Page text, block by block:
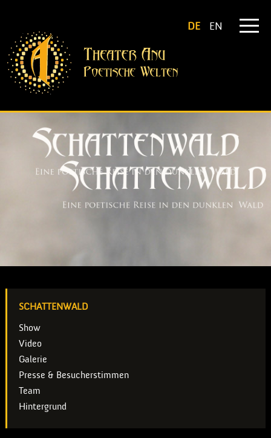
DE EN
SCHATTENWALD
Show
Video
Galerie
Presse & Besucherstimmen
Team
Hintergrund